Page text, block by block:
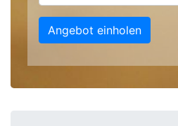
Angebot einholen